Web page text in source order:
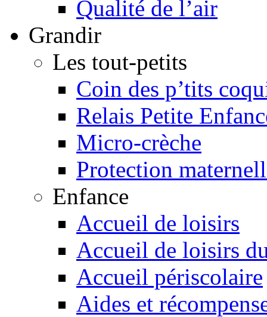
Qualité de l’air
Grandir
Les tout-petits
Coin des p’tits
Relais Petite
Micro-crèche
Protection
Enfance
Accueil de loisirs
Accueil de loisirs
Accueil périscolaire
Aides et